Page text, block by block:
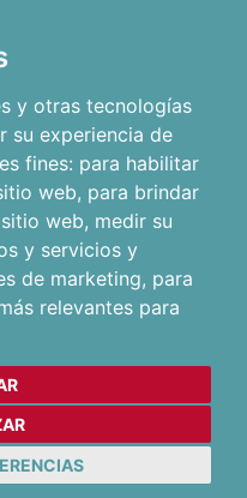
y otras tecnologías
su experiencia de
fines: para habilitar
web, para brindar
web, medir su
y servicios y
de marketing, para
relevantes para